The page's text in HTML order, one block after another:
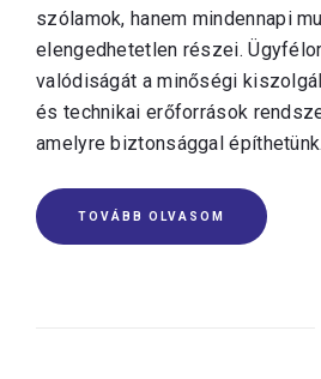
szólamok, hanem mindennapi
elengedhetetlen részei.
valódiságát a minőségi
és technikai erőforrások
amelyre biztonsággal építhetünk.
TOVÁBB OLVASOM